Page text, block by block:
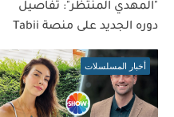
"المهدي المنتظر": تفاصيل
دوره الجديد على منصة Tabii
أخبار المسلسلات